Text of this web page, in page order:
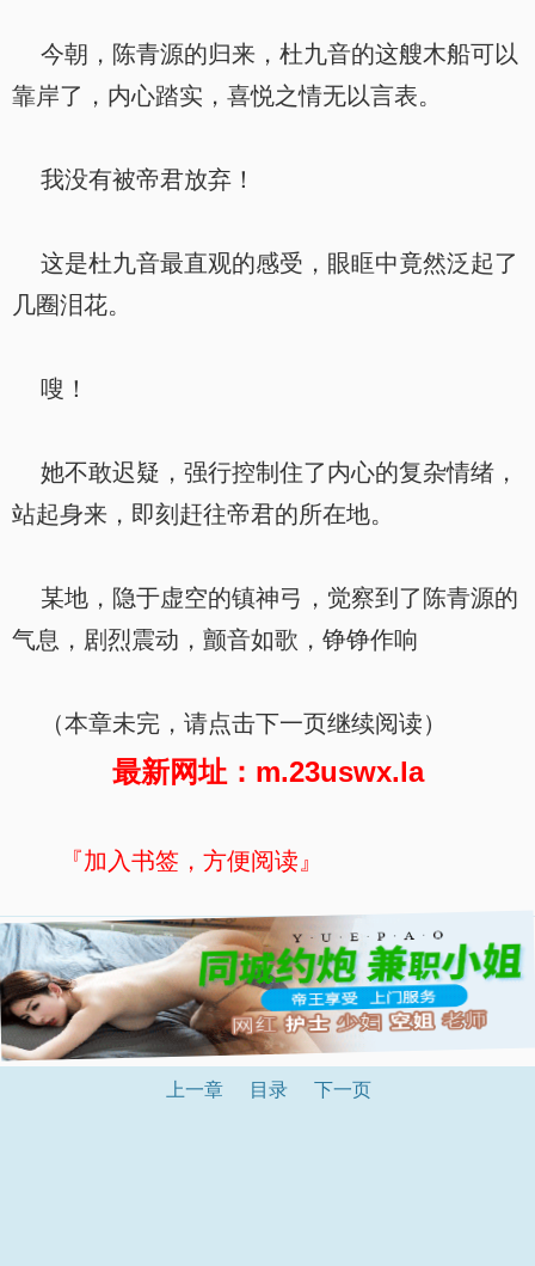
今朝，陈青源的归来，杜九音的这艘木船可以
靠岸了，内心踏实，喜悦之情无以言表。
我没有被帝君放弃！
这是杜九音最直观的感受，眼眶中竟然泛起了
几圈泪花。
嗖！
她不敢迟疑，强行控制住了内心的复杂情绪，
站起身来，即刻赶往帝君的所在地。
某地，隐于虚空的镇神弓，觉察到了陈青源的
气息，剧烈震动，颤音如歌，铮铮作响
（本章未完，请点击下一页继续阅读）
最新网址：m.23uswx.la
『加入书签，方便阅读』
上一章 目录 下一页